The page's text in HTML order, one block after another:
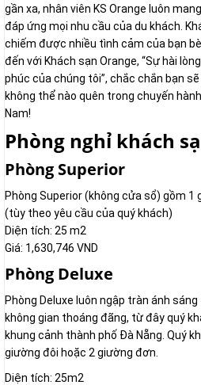
gần xa, nhân viên KS Orange luôn
đáp ứng mọi nhu cầu của du khách.
chiếm được nhiều tình cảm của bạn
đến với Khách sạn Orange, “Sự hài
phúc của chúng tôi”, chắc chắn bạn
không thể nào quên trong chuyến
Nam!
Phòng nghỉ khách
Phòng Superior
Phòng Superior (không cửa sổ) gồm
(tùy theo yêu cầu của quý khách)
Diện tích: 25 m2
Giá: 1,630,746 VND
Phòng Deluxe
Phòng Deluxe luôn ngập tràn ánh
không gian thoáng đãng, từ đây quý
khung cảnh thành phố Đà Nẵng. Quý
giường đôi hoặc 2 giường đơn.
Diện tích: 25m2